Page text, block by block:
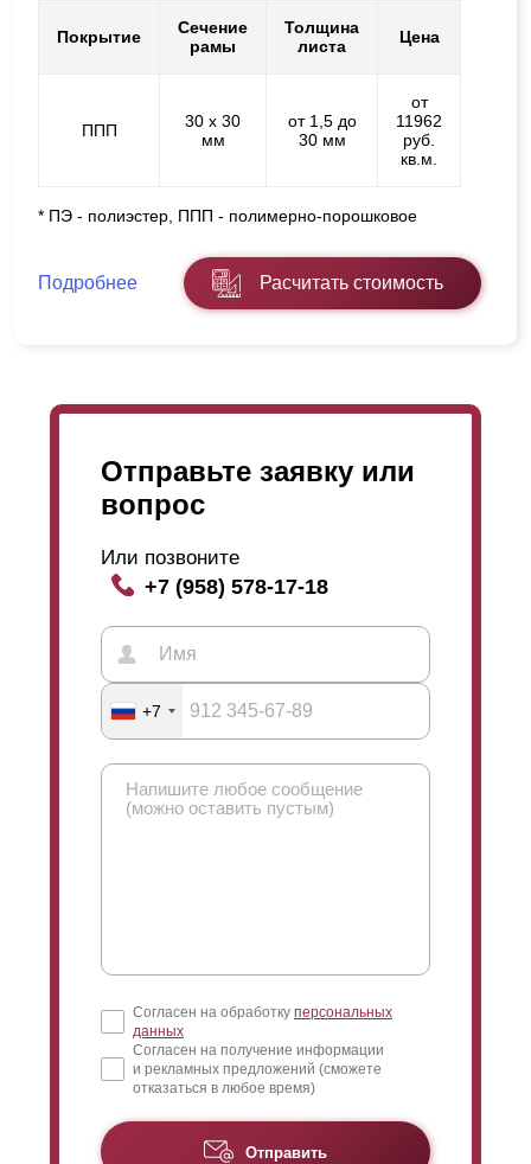
Покрытие
Сечение
рамы
Толщина
листа
Цена
ППП
30 х 30
мм
от 1,5 до
30 мм
от
11962
руб.
кв.м.
* ПЭ - полиэстер, ППП - полимерно-порошковое
Подробнее Расчитать стоимость
Отправьте заявку или
вопрос
Или позвоните
+7 (958) 578-17-18
+7
Согласен на обработку персональных
данных
Согласен на получение информации
и рекламных предложений (сможете
отказаться в любое время)
Отправить